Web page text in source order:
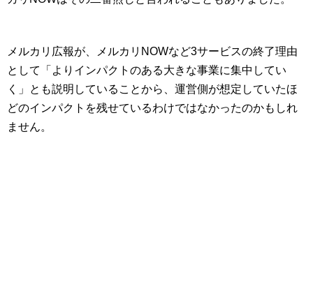
メルカリ広報が、メルカリNOWなど3サービスの終了理由
として「よりインパクトのある大きな事業に集中してい
く」とも説明していることから、運営側が想定していたほ
どのインパクトを残せているわけではなかったのかもしれ
ません。